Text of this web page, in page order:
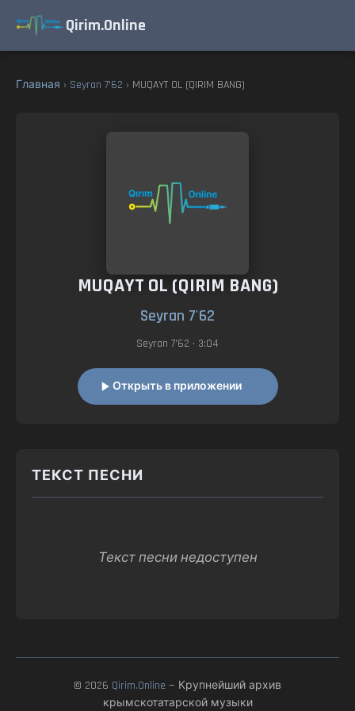
Qirim.Online
Главная › Seyran 7'62 › MUQAYT OL (QIRIM BANG)
MUQAYT OL (QIRIM BANG)
Seyran 7'62
Seyran 7'62 • 3:04
Открыть в приложении
ТЕКСТ ПЕСНИ
Текст песни недоступен
© 2026 Qirim.Online — Крупнейший архив
крымскотатарской музыки